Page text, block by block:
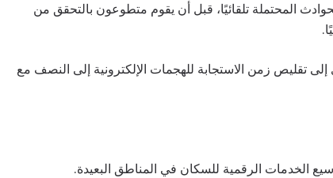
المحتملة تلقائيًا، قبل أن يقوم متطوعون بالتحقق من
تقليص زمن الاستجابة للهجمات الإلكترونية إلى النصف مع
الرقمية للسكان في المناطق البعيدة.